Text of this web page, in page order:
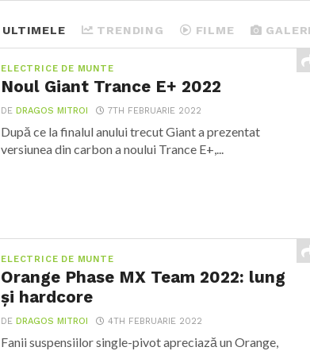
ULTIMELE TRENDING FILME
ELECTRICE DE MUNTE
Noul Giant Trance E+ 2022
DE DRAGOS MITROI 7TH FEBRUARIE 2022
După ce la finalul anului trecut Giant a prezentat
versiunea din carbon a noului Trance E+,...
ELECTRICE DE MUNTE
Orange Phase MX Team 2022: lung
și hardcore
DE DRAGOS MITROI 4TH FEBRUARIE 2022
Fanii suspensiilor single-pivot apreciază un Orange,